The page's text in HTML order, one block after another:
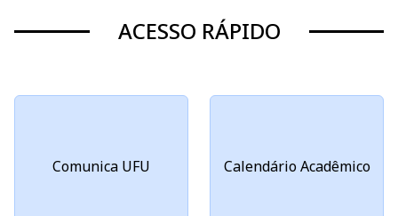
ACESSO RÁPIDO
Comunica UFU Calendário Acadêmico